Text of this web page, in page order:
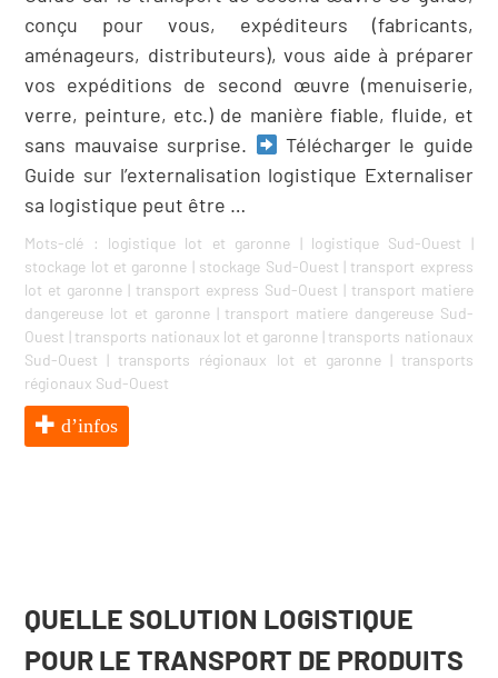
conçu pour vous, expéditeurs (fabricants,
aménageurs, distributeurs), vous aide à préparer
vos expéditions de second œuvre (menuiserie,
verre, peinture, etc.) de manière fiable, fluide, et
sans mauvaise surprise.
Télécharger le guide
Guide sur l’externalisation logistique Externaliser
sa logistique peut être …
Mots-clé : logistique lot et garonne | logistique Sud-Ouest |
stockage lot et garonne | stockage Sud-Ouest | transport express
lot et garonne | transport express Sud-Ouest | transport matiere
dangereuse lot et garonne| transport matiere dangereuse Sud-
Ouest | transports nationaux lot et garonne | transports nationaux
Sud-Ouest | transports régionaux lot et garonne| transports
régionaux Sud-Ouest
d’infos
QUELLE SOLUTION LOGISTIQUE
POUR LE TRANSPORT DE PRODUITS